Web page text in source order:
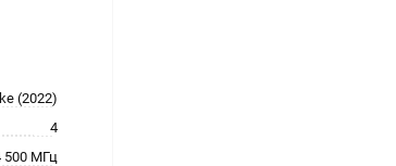
(2022)
4
500 МГц